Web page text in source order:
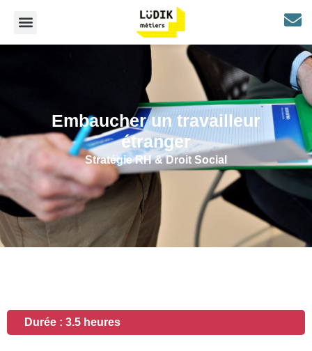
Embaucher un travailleur
étranger
Stratégie RH & Droit Social
Durée : 3.5 heures